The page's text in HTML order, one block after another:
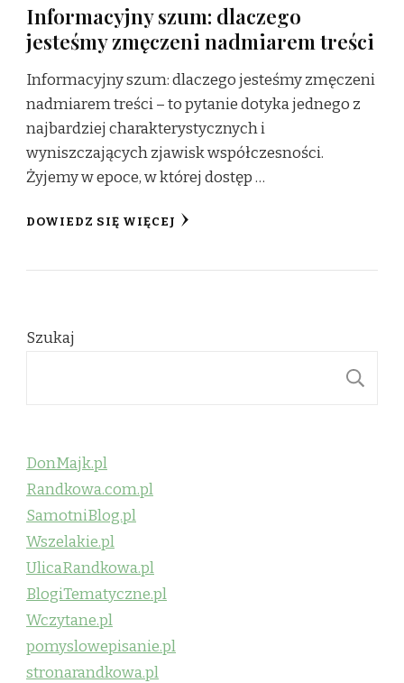
Informacyjny szum: dlaczego
jesteśmy zmęczeni nadmiarem treści
Informacyjny szum: dlaczego jesteśmy zmęczeni
nadmiarem treści – to pytanie dotyka jednego z
najbardziej charakterystycznych i
wyniszczających zjawisk współczesności.
Żyjemy w epoce, w której dostęp …
DOWIEDZ SIĘ WIĘCEJ
Szukaj
DonMajk.pl
Randkowa.com.pl
SamotniBlog.pl
Wszelakie.pl
UlicaRandkowa.pl
BlogiTematyczne.pl
Wczytane.pl
pomyslowepisanie.pl
stronarandkowa.pl